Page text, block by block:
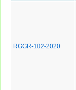
RGGR-102-2020